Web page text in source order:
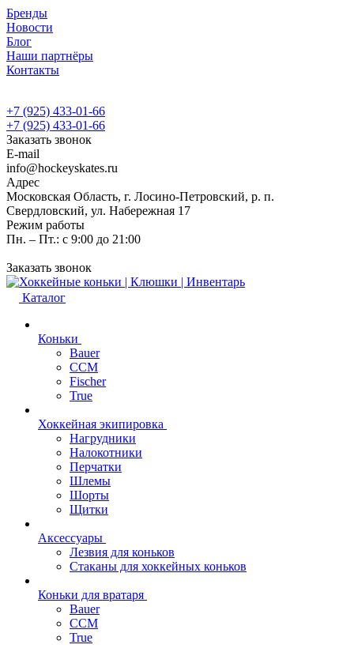
Бренды
Новости
Блог
Наши партнёры
Контакты
+7 (925) 433-01-66
+7 (925) 433-01-66
Заказать звонок
E-mail
info@hockeyskates.ru
Адрес
Московская Область, г. Лосино-Петровский, р. п.
Свердловский, ул. Набережная 17
Режим работы
Пн. – Пт.: с 9:00 до 21:00
Заказать звонок
Каталог
Коньки
Bauer
CCM
Fischer
True
Хоккейная экипировка
Нагрудники
Налокотники
Перчатки
Шлемы
Шорты
Щитки
Аксессуары
Лезвия для коньков
Стаканы для хоккейных коньков
Коньки для вратаря
Bauer
CCM
True